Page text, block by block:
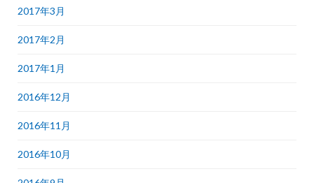
2017年3月
2017年2月
2017年1月
2016年12月
2016年11月
2016年10月